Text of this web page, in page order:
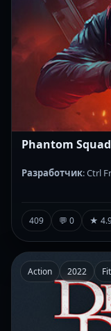
Phantom
Разработчик: Ctrl
409 💬 0 ★
Action 2022